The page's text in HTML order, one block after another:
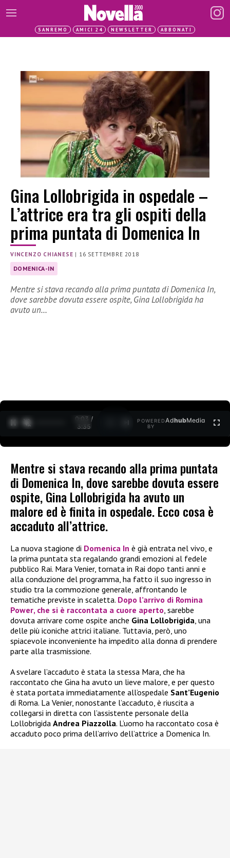
SANREMO AMICI 24 NEWSLETTER ABBONATI
Gina Lollobrigida in ospedale –
L’attrice era tra gli ospiti della
prima puntata di Domenica In
VINCENZO CHIANESE | 16 SETTEMBRE 2018
DOMENICA-IN
Mentre si stava recando alla prima puntata di Domenica In,
dove sarebbe dovuta essere ospite, Gina Lollobrigida ha
avuto un…
0:04 /
3:35
POWERED
BY
AdhubMedia
Mentre si stava recando alla prima puntata
di Domenica In, dove sarebbe dovuta essere
ospite, Gina Lollobrigida ha avuto un
malore ed è finita in ospedale. Ecco cosa è
accaduto all’attrice.
La nuova stagione di Domenica In è già entrata nel vivo, e
la prima puntata sta regalando grandi emozioni al fedele
pubblico Rai. Mara Venier, tornata in Rai dopo tanti anni e
alla conduzione del programma, ha fatto il suo ingresso in
studio tra la commozione generale, affrontando le
tematiche previste in scaletta. Dopo l’arrivo di Romina
Power, che si è raccontata a cuore aperto , sarebbe
dovuta arrivare come ospite anche Gina Lollobrigida , una
delle più iconiche attrici italiane. Tuttavia, però, uno
spiacevole inconveniente ha impedito alla donna di prendere
parte alla trasmissione.
A svelare l’accaduto è stata la stessa Mara, che ha
raccontato che Gina ha avuto un lieve malore, e per questo
è stata portata immediatamente all’ospedale Sant’Eugenio
di Roma. La Venier, nonostante l’accaduto, è riuscita a
collegarsi in diretta con l’assistente personale della
Lollobrigida Andrea Piazzolla. L’uomo ha raccontato cosa è
accaduto poco prima dell’arrivo dell’attrice a Domenica In.